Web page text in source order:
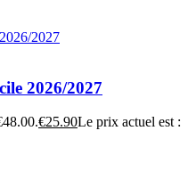
2026/2027
€25.90Le prix actuel est :